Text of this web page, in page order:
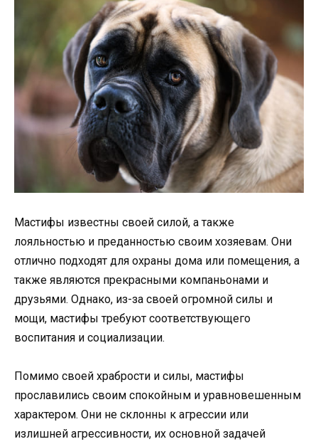
Мастифы известны своей силой, а также
лояльностью и преданностью своим хозяевам. Они
отлично подходят для охраны дома или помещения, а
также являются прекрасными компаньонами и
друзьями. Однако, из-за своей огромной силы и
мощи, мастифы требуют соответствующего
воспитания и социализации.
Помимо своей храбрости и силы, мастифы
прославились своим спокойным и уравновешенным
характером. Они не склонны к агрессии или
излишней агрессивности, их основной задачей